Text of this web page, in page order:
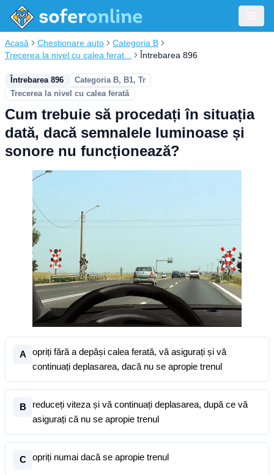
Acasă Chestionare auto
Categoria B
Trecerea la nivel cu calea ferat...
Întrebarea 896
Întrebarea 896
Categoria B, B1, Tr
Trecerea la nivel cu calea ferată
Cum trebuie să procedați în situația
dată, dacă semnalele luminoase și
sonore nu funcționează?
A
opriți fără a depăși calea ferată, vă asigurați și vă
continuați deplasarea, dacă nu se apropie trenul
B
reduceți viteza și vă continuați deplasarea, după ce vă
asigurați că nu se apropie trenul
C opriți numai dacă se apropie trenul